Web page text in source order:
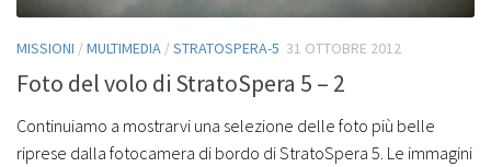
MISSIONI /MULTIMEDIA /STRATOSPERA-5 31 OTTOBRE 2012
Foto del volo di StratoSpera 5 – 2
Continuiamo a mostrarvi una selezione delle foto più belle
riprese dalla fotocamera di bordo di StratoSpera 5. Le immagini